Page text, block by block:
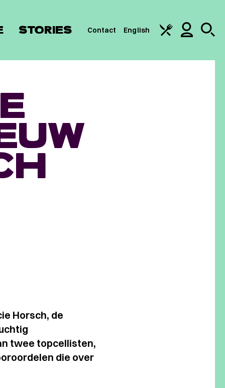
STORIES Contact English
Horsch, de
twee topcellisten,
die over